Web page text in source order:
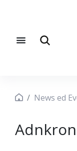
News ed